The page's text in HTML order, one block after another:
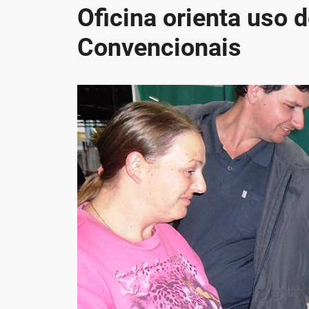
Oficina orienta uso
Convencionais